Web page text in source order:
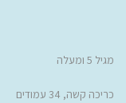
מגיל 5 ומעלה
כריכה קשה, 34 עמודים